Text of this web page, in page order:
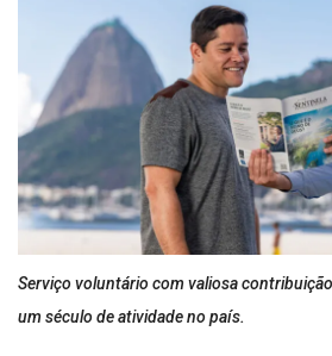
Serviço voluntário com valiosa
um século de atividade no país.